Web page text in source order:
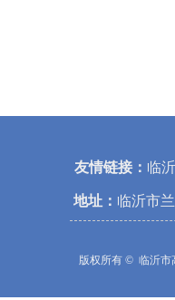
地址： 临沂市
友情链接： 临
版权所有 © 临沂市